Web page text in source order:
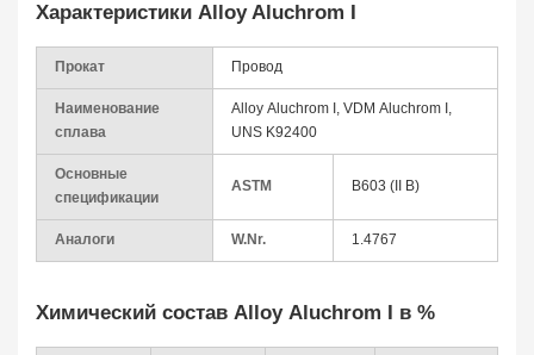
Характеристики Alloy Aluchrom I
Прокат Провод
Наименование
сплава
Alloy Aluchrom I, VDM Aluchrom I,
UNS K92400
Основные
спецификации
ASTM B603 (II B)
Аналоги W.Nr. 1.4767
Химический состав Alloy Aluchrom I в %